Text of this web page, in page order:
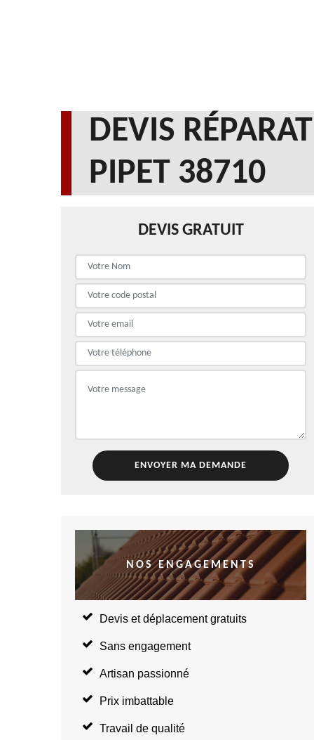
DEVIS
PIPET 38710
DEVIS GRATUIT
NOS ENGAGEMENTS
Devis et déplacement gratuits
Sans engagement
Artisan passionné
Prix imbattable
Travail de qualité